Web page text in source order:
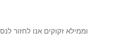
וממילא זקוקים אנו לחזור